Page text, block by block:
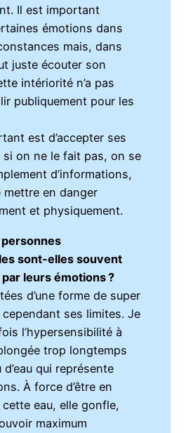
Il est important
émotions dans
mais, dans
juste écouter son
intériorité n’a pas
publiquement pour les
est d’accepter ses
on ne le fait pas, on se
d’informations,
en danger
et physiquement.
sont-elles souvent
leurs émotions ?
d’une forme de super
ses limites. Je
l’hypersensibilité à
trop longtemps
qui représente
À force d’être en
eau, elle gonfle,
maximum